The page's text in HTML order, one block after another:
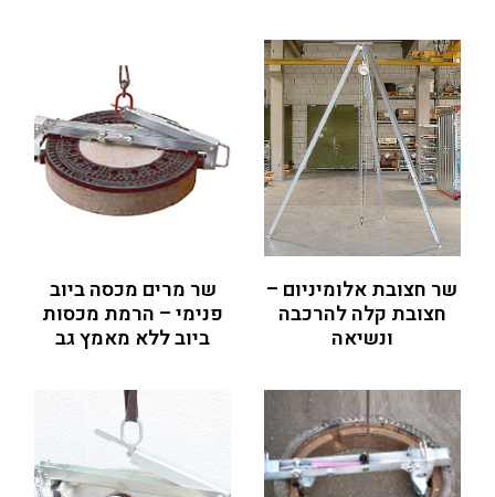
שר חצובת אלומיניום –
חצובת קלה להרכבה
ונשיאה
שר מרים מכסה ביוב
פנימי – הרמת מכסות
ביוב ללא מאמץ גב